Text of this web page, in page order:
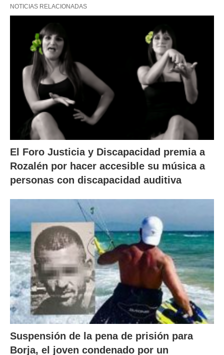
NOTICIAS RELACIONADAS
El Foro Justicia y Discapacidad premia a
Rozalén por hacer accesible su música a
personas con discapacidad auditiva
Suspensión de la pena de prisión para
Borja, el joven condenado por un